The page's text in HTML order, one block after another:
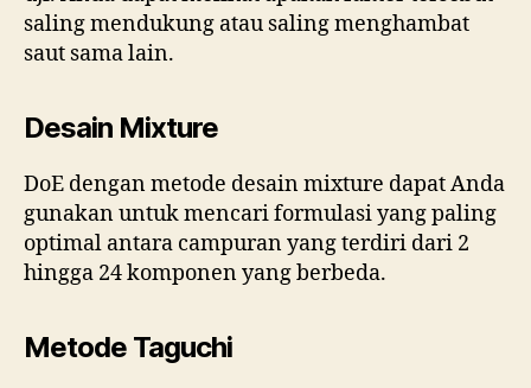
saling mendukung atau saling menghambat
saut sama lain.
Desain Mixture
DoE dengan metode desain mixture dapat Anda
gunakan untuk mencari formulasi yang paling
optimal antara campuran yang terdiri dari 2
hingga 24 komponen yang berbeda.
Metode Taguchi